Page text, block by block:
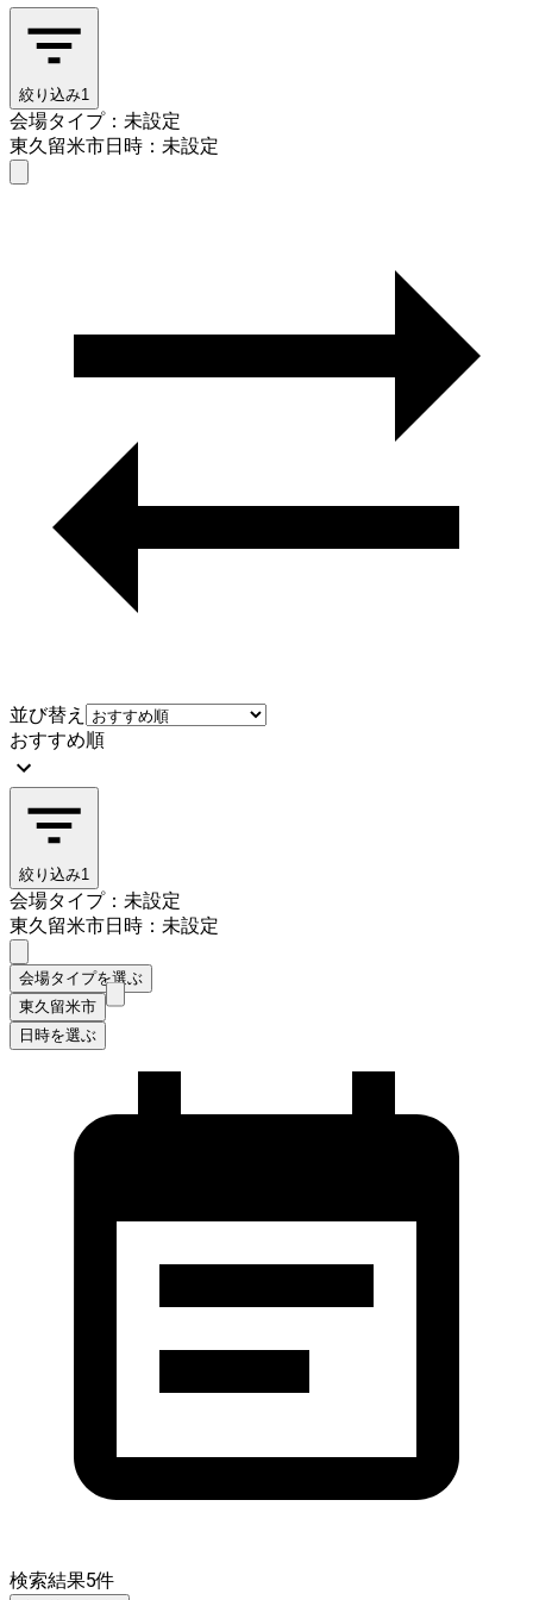
絞り込み1
会場タイプ：未設定
東久留米市日時：未設定
並び替え
おすすめ順
絞り込み1
会場タイプ：未設定
東久留米市日時：未設定
会場タイプを選ぶ
東久留米市
日時を選ぶ
検索結果5件